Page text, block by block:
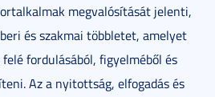
megvalósítását jelenti,
és szakmai többletet, amelyet
fordulásából, figyelméből és
Az a nyitottság, elfogadás és